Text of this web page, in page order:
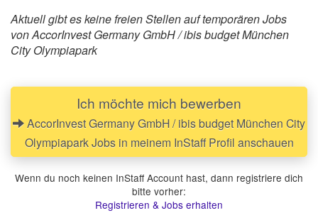
Aktuell gibt es keine freien Stellen auf temporären Jobs
von AccorInvest Germany GmbH / ibis budget München
City Olympiapark
Ich möchte mich bewerben
AccorInvest Germany GmbH / ibis budget München City
Olympiapark Jobs in meinem InStaff Profil anschauen
Wenn du noch keinen InStaff Account hast, dann registriere dich
bitte vorher:
Registrieren & Jobs erhalten